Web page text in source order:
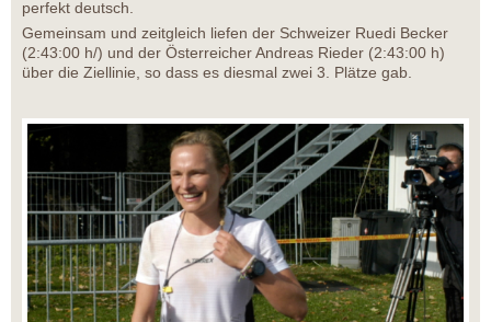
perfekt deutsch.
Gemeinsam und zeitgleich liefen der Schweizer Ruedi Becker
(2:43:00 h/) und der Österreicher Andreas Rieder (2:43:00 h)
über die Ziellinie, so dass es diesmal zwei 3. Plätze gab.